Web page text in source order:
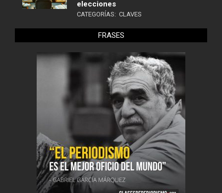
elecciones
CATEGORÍAS: CLAVES
FRASES